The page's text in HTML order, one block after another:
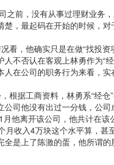
之前，没有从事过理财业
楚，最起码在开始的时候，
看，他确实只是在做“找投
不否认在客观上林勇作为“
在公司的职务行为来看，实
根据工商资料，林勇系“经
公司他没有出过一分钱，公
他离开该公司，他共计在
月收入4万块这个水平算，
是上了陈激的蛋，他所谓的